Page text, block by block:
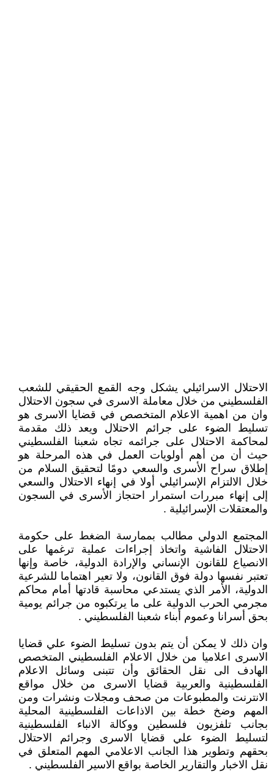
الاحتلال الاسرائيلي يشكل وجه القمع الحقيقي للشعب
الفلسطيني من خلال معاملة الاسرى في سجون الاحتلال
وان من اهمية الاعلام المتخصص في قضايا الاسرى هو
تسليط الضوء على جرائم الاحتلال ويعد ذلك مقدمة
لمحاكمة الاحتلال على جرائمه تجاه شعبنا الفلسطيني
حيث أن من أهم أولويات العمل في هذه المرحلة هو
إطلاق سراح الأسرى والسعي دومًا لتحقيق السلام من
خلال الالتزام الإسرائيلي أولا في إنهاء الاحتلال والسعي
إلى إنهاء مبررات استمرار احتجاز الأسرى في السجون
والمعتقلات الإسرائيلية .
المجتمع الدولي مطالب بممارسة الضغط على حكومة
الاحتلال الفاشية واتخاذ إجراءات عملية ترغمها على
الانصياع للقانون الإنساني والإرادة الدولية، خاصة وإنها
تعتبر نفسها دولة فوق القانون، ولا تعير اهتماما للشرعية
الدولية، الأمر الذي يستدعي محاسبة قادتها أمام محاكم
مجرمي الحرب الدولية على ما يرتكبوه من جرائم يومية
بحق أسرانا وعموم أبناء شعبنا الفلسطيني .
وان ذلك لا يمكن أن يتم بدون تسليط الضوء علي قضايا
الاسرى اعلاميا من خلال الاعلام الفلسطيني المتخصص
الهادف الى نقل الحقائق وأن تتبنى وسائل الاعلام
الفلسطينية والعربية قضايا الاسرى من خلال مواقع
الانترنت والمطبوعات من صحف ومجلات ونشرات ومن
المهم وضخ خطة بين الاذاعات الفلسطينية المحلية
بجانب تلفزيون فلسطين ووكالة الانباء الفلسطينية
لتسليط الضوء علي قضايا الاسرى وجرائم الاحتلال
بحقهم وتطوير هذا الجانب الاعلامي المهم المتعلق في
نقل الاخبار والتقارير الخاصة بواقع الاسير الفلسطيني .